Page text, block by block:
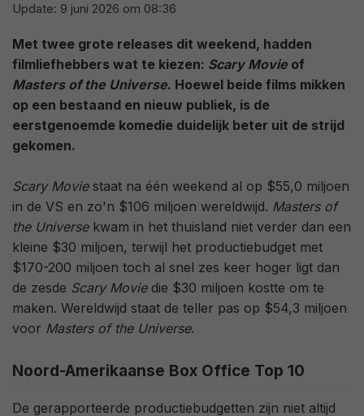
Update: 9 juni 2026 om 08:36
Met twee grote releases dit weekend, hadden
filmliefhebbers wat te kiezen: Scary Movie of
Masters of the Universe. Hoewel beide films mikken
op een bestaand en nieuw publiek, is de
eerstgenoemde komedie duidelijk beter uit de strijd
gekomen.
Scary Moviestaat na één weekend al op $55,0 miljoen
in de VS en zo'n $106 miljoen wereldwijd. Masters of
the Universekwam in het thuisland niet verder dan een
kleine $30 miljoen, terwijl het productiebudget met
$170-200 miljoen toch al snel zes keer hoger ligt dan
de zesde Scary Moviedie $30 miljoen kostte om te
maken. Wereldwijd staat de teller pas op $54,3 miljoen
voor Masters of the Universe.
Noord-Amerikaanse Box Office Top 10
De gerapporteerde productiebudgetten zijn niet altijd